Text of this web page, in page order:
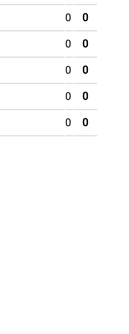
0 0
0 0
0 0
0 0
0 0